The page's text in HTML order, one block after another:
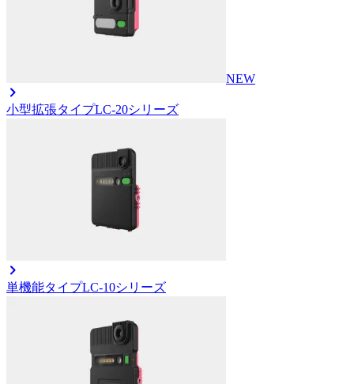
NEW
小型拡張タイプLC-20シリーズ
単機能タイプLC-10シリーズ